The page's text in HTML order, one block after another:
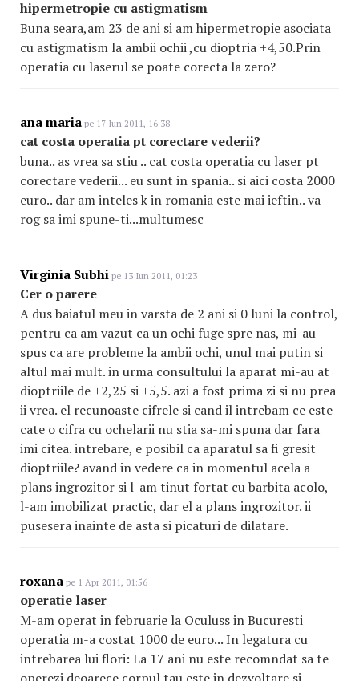
hipermetropie cu astigmatism
Buna seara,am 23 de ani si am hipermetropie asociata
cu astigmatism la ambii ochii ,cu dioptria +4,50.Prin
operatia cu laserul se poate corecta la zero?
ana maria pe 17 Iun 2011, 16:38
cat costa operatia pt corectare vederii?
buna.. as vrea sa stiu .. cat costa operatia cu laser pt
corectare vederii... eu sunt in spania.. si aici costa 2000
euro.. dar am inteles k in romania este mai ieftin.. va
rog sa imi spune-ti...multumesc
Virginia Subhi pe 13 Iun 2011, 01:23
Cer o parere
A dus baiatul meu in varsta de 2 ani si 0 luni la control,
pentru ca am vazut ca un ochi fuge spre nas, mi-au
spus ca are probleme la ambii ochi, unul mai putin si
altul mai mult. in urma consultului la aparat mi-au at
dioptriile de +2,25 si +5,5. azi a fost prima zi si nu prea
ii vrea. el recunoaste cifrele si cand il intrebam ce este
cate o cifra cu ochelarii nu stia sa-mi spuna dar fara
imi citea. intrebare, e posibil ca aparatul sa fi gresit
dioptriile? avand in vedere ca in momentul acela a
plans ingrozitor si l-am tinut fortat cu barbita acolo,
l-am imobilizat practic, dar el a plans ingrozitor. ii
pusesera inainte de asta si picaturi de dilatare.
roxana pe 1 Apr 2011, 01:56
operatie laser
M-am operat in februarie la Oculuss in Bucuresti
operatia m-a costat 1000 de euro... In legatura cu
intrebarea lui flori: La 17 ani nu este recomndat sa te